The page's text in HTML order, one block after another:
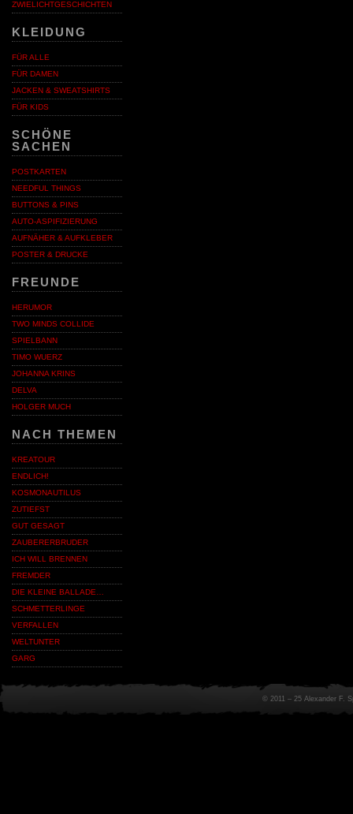
ZWIELICHTGESCHICHTEN
KLEIDUNG
FÜR ALLE
FÜR DAMEN
JACKEN & SWEATSHIRTS
FÜR KIDS
SCHÖNE
SACHEN
POSTKARTEN
NEEDFUL THINGS
BUTTONS & PINS
AUTO-ASPIFIZIERUNG
AUFNÄHER & AUFKLEBER
POSTER & DRUCKE
FREUNDE
HERUMOR
TWO MINDS COLLIDE
SPIELBANN
TIMO WUERZ
JOHANNA KRINS
DELVA
HOLGER MUCH
NACH THEMEN
KREATOUR
ENDLICH!
KOSMONAUTILUS
ZUTIEFST
GUT GESAGT
ZAUBERERBRUDER
ICH WILL BRENNEN
FREMDER
DIE KLEINE BALLADE…
SCHMETTERLINGE
VERFALLEN
WELTUNTER
GARG
© 2011 – 25 Alexander F.